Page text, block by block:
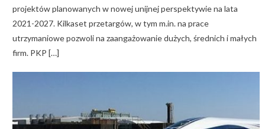
projektów planowanych w nowej unijnej perspektywie na lata
2021-2027. Kilkaset przetargów, w tym m.in. na prace
utrzymaniowe pozwoli na zaangażowanie dużych, średnich i małych
firm. PKP […]